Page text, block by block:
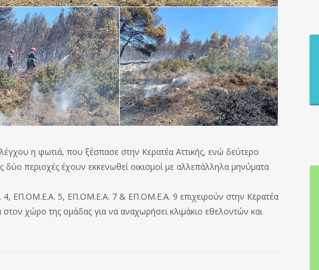
η φωτιά, που ξέσπασε στην Κερατέα Αττικής, ενώ δεύτερο
δύο περιοχές έχουν εκκενωθεί οικισμοί με αλλεπάλληλα μηνύματα
4, ΕΠ.ΟΜ.Ε.Α. 5, ΕΠ.ΟΜ.Ε.Α. 7 & ΕΠ.ΟΜ.Ε.Α. 9 επιχειρούν στην Κερατέα
χώρο της ομάδας για να αναχωρήσει κλιμάκιο εθελοντών και